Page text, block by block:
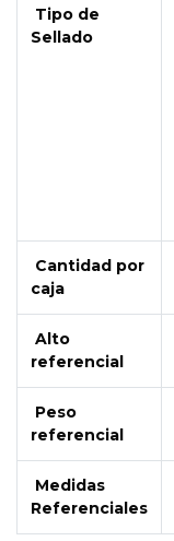
Tipo de
Sellado
Cantidad por
caja
Alto
referencial
Peso
referencial
Medidas
Referenciales